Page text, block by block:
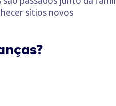
sítios novos